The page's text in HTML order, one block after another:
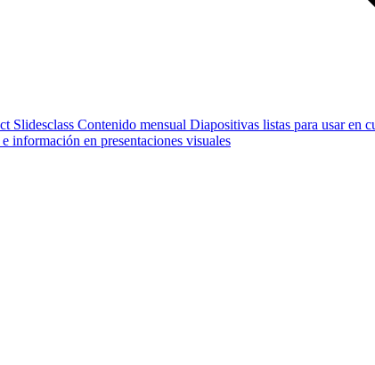
Slidesclass Contenido mensual Diapositivas listas para usar en
información en presentaciones visuales